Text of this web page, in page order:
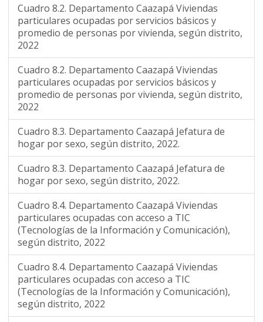
Cuadro 8.2. Departamento Caazapá Viviendas
particulares ocupadas por servicios básicos y
promedio de personas por vivienda, según distrito,
2022
Cuadro 8.2. Departamento Caazapá Viviendas
particulares ocupadas por servicios básicos y
promedio de personas por vivienda, según distrito,
2022
Cuadro 8.3. Departamento Caazapá Jefatura de
hogar por sexo, según distrito, 2022.
Cuadro 8.3. Departamento Caazapá Jefatura de
hogar por sexo, según distrito, 2022.
Cuadro 8.4. Departamento Caazapá Viviendas
particulares ocupadas con acceso a TIC
(Tecnologías de la Información y Comunicación),
según distrito, 2022
Cuadro 8.4. Departamento Caazapá Viviendas
particulares ocupadas con acceso a TIC
(Tecnologías de la Información y Comunicación),
según distrito, 2022